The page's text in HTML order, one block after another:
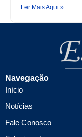
Ler Mais Aqui »
Navegação
Início
Notícias
Fale Conosco